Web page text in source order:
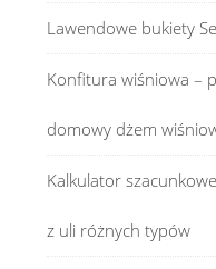
Lawendowe bukiety
Konfitura wiśniowa –
domowy dżem
Kalkulator
z uli różnych typów